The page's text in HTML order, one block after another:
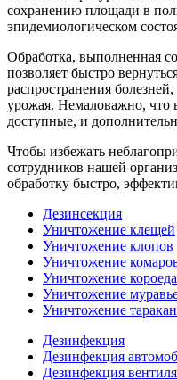
сохранению площади в
эпидемиологическом
Обработка, выполненная
позволяет быстро
распространения
урожая. Немаловажно, что
доступные, и
Чтобы избежать
сотрудников нашей
обработку быстро,
Дезинсекция
Уничтожение клещей
Уничтожение клопов
Уничтожение
Уничтожение короеда
Уничтожение
Уничтожение
Дезинфекция
Дезинфекция
Дезинфекция